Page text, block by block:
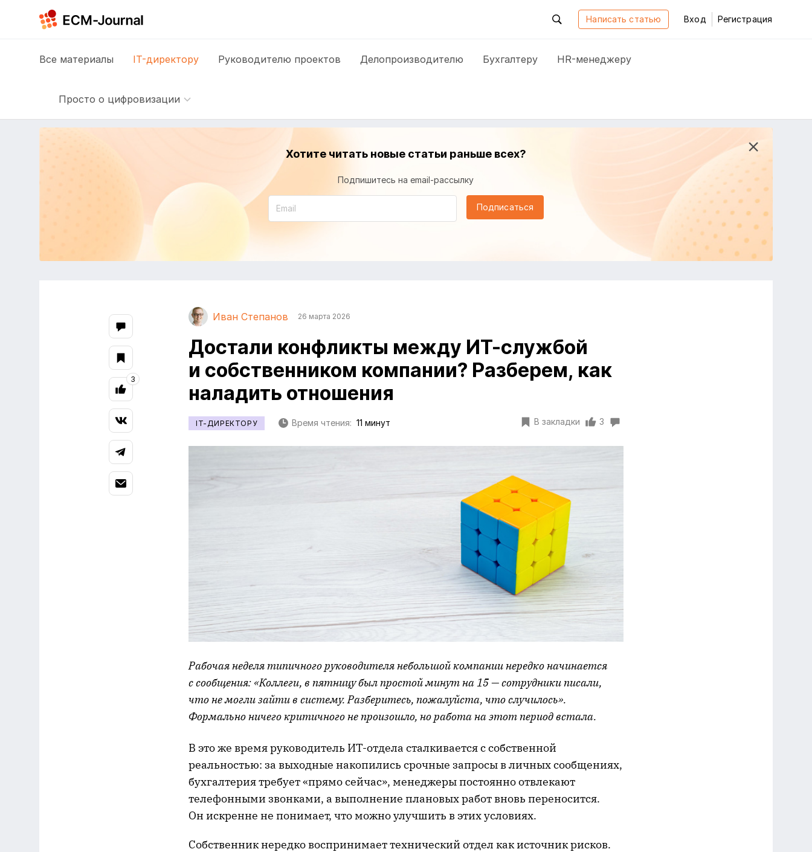
Написать статью Вход Регистрация
Все материалы IT-директору Руководителю проектов Делопроизводителю Бухгалтеру HR-менеджеру
Просто о цифровизации
Хотите читать новые статьи раньше всех?
Подпишитесь на email-рассылку
Подписаться
Иван Степанов 26 марта 2026
Достали конфликты между ИТ-службой
и собственником компании? Разберем, как
наладить отношения
IT-ДИРЕКТОРУ Время чтения: 11 минут В закладки 3
Рабочая неделя типичного руководителя небольшой компании нередко начинается
с сообщения: «Коллеги, в пятницу был простой минут на 15 — сотрудники писали,
что не могли зайти в систему. Разберитесь, пожалуйста, что случилось».
Формально ничего критичного не произошло, но работа на этот период встала.
В это же время руководитель ИТ-отдела сталкивается с собственной
реальностью: за выходные накопились срочные запросы в личных сообщениях,
бухгалтерия требует «прямо сейчас», менеджеры постоянно отвлекают
телефонными звонками, а выполнение плановых работ вновь переносится.
Он искренне не понимает, что можно улучшить в этих условиях.
Собственник нередко воспринимает технический отдел как источник рисков.
3